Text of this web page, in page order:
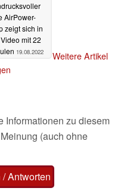
AirPower-
zeigt sich in
mit 22
19.08.2022
Weitere Artikel
Informationen zu diesem
(auch ohne
Antworten